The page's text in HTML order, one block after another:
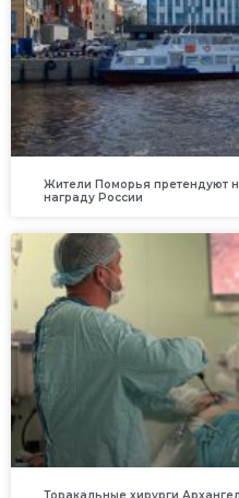
Жители Поморья претендуют
награду России